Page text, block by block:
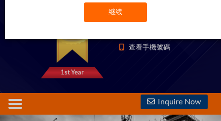
继续
1st Year
1333 Trust Points
查看手機號碼
Inquire Now